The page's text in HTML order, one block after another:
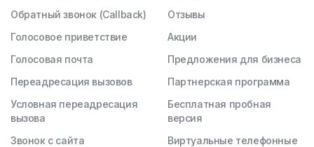
Обратный звонок (Callback)
Голосовое приветствие
Голосовая почта
Переадресация вызовов
Условная переадресация
вызова
Звонок с сайта
Отзывы
Акции
Предложения для бизнеса
Партнерская программа
Бесплатная пробная
версия
Виртуальные телефонные